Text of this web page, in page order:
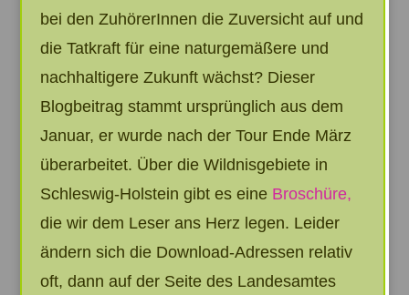
bei den ZuhörerInnen die Zuversicht auf und
die Tatkraft für eine naturgemäßere und
nachhaltigere Zukunft wächst? Dieser
Blogbeitrag stammt ursprünglich aus dem
Januar, er wurde nach der Tour Ende März
überarbeitet. Über die Wildnisgebiete in
Schleswig-Holstein gibt es eine Broschüre,
die wir dem Leser ans Herz legen. Leider
ändern sich die Download-Adressen relativ
oft, dann auf der Seite des Landesamtes